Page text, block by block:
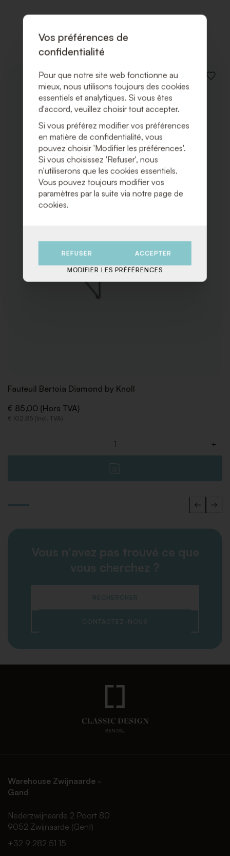
Produits associés
Fauteuil Bertoia Diamond by Knoll
€ 85,00 (Hors TVA)
€ 102,85 (Incl. TVA)
- +
Vous n'avez pas trouvé ce que
vous cherchez ?
RECHERCHER
CONTACTEZ-NOUS
Warehouse Zwijnaarde -
Gand
Nederzwijnaarde 2 Poort 80
9052 Zwijnaarde (Gent)
+32 9 282 51 15
Vos préférences de
confidentialité
Pour que notre site web fonctionne au
mieux, nous utilisons toujours des cookies
essentiels et analytiques. Si vous êtes
d'accord, veuillez choisir tout accepter.
Si vous préférez modifier vos préférences
en matière de confidentialité, vous
pouvez choisir 'Modifier les préférences'.
Si vous choisissez 'Refuser', nous
n'utiliserons que les cookies essentiels.
Vous pouvez toujours modifier vos
paramètres par la suite via notre page de
cookies.
REFUSER ACCEPTER
MODIFIER LES PRÉFÉRENCES